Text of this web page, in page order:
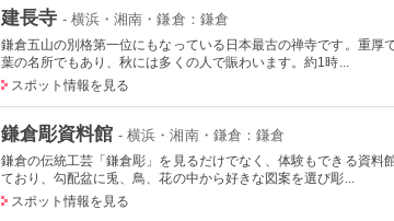
建長寺 - 横浜・湘南・鎌倉：鎌倉
鎌倉五山の別格第一位にもなっている日本最古の禅寺です。重厚
葉の名所でもあり、秋には多くの人で賑わいます。約1時...
スポット情報を見る
鎌倉彫資料館 - 横浜・湘南・鎌倉：鎌倉
鎌倉の伝統工芸「鎌倉彫」を見るだけでなく、体験もできる資料
ており、勾配盆に兎、鳥、花の中から好きな図案を選び彫...
スポット情報を見る